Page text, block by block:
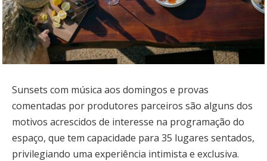
Sunsets com música aos domingos e provas
comentadas por produtores parceiros são alguns dos
motivos acrescidos de interesse na programação do
espaço, que tem capacidade para 35 lugares sentados,
privilegiando uma experiência intimista e exclusiva.